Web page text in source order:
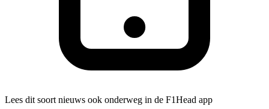
Lees dit soort nieuws ook onderweg in de F1Head app